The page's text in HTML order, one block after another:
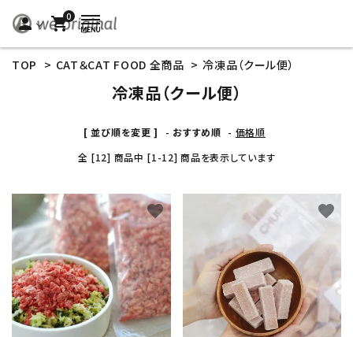
person 0
shopping_cart
TOP > CAT＆CAT FOOD 全商品 > 冷凍品（クール便）
冷凍品（クール便）
[ 並び順を変更 ] - おすすめ順 - 価格順
全 [12] 商品中 [1-12] 商品を表示しています
favorite favorite